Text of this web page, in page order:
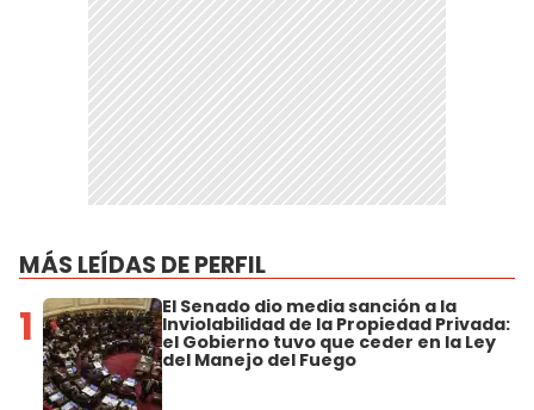
MÁS LEÍDAS DE PERFIL
1 El Senado dio media sanción a la
Inviolabilidad de la Propiedad Privada:
el Gobierno tuvo que ceder en la Ley
del Manejo del Fuego